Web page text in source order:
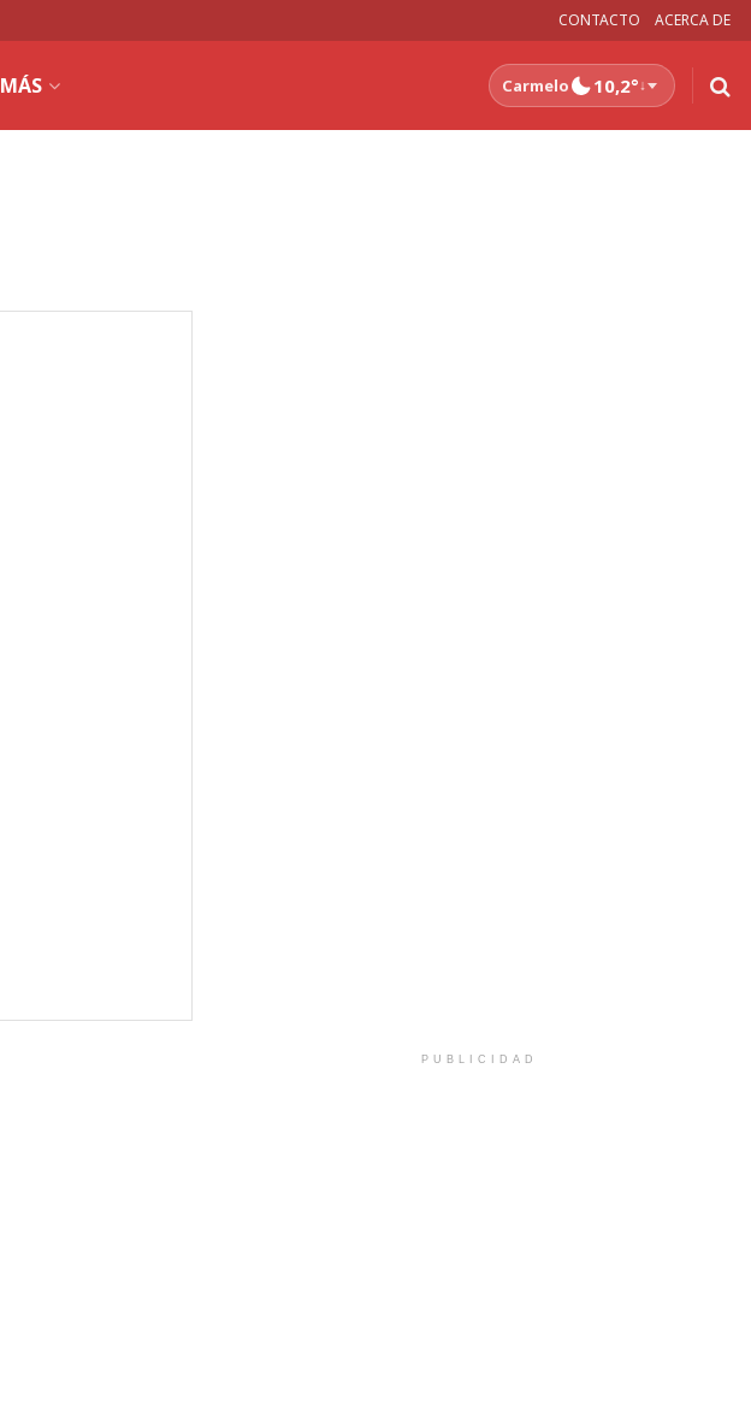
CONTACTO ACERCA DE
MÁS Carmelo 10,2°↓
PUBLICIDAD